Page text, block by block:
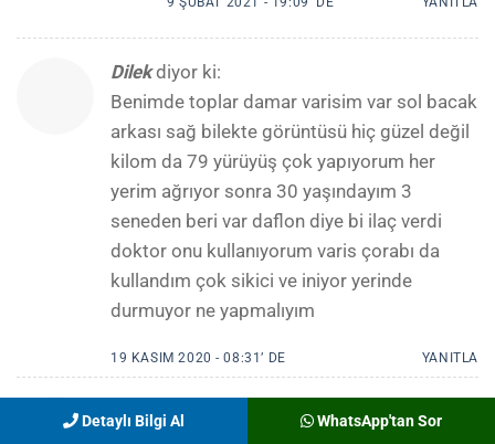
Dilek diyor ki:
Benimde toplar damar varisim var sol bacak
arkası sağ bilekte görüntüsü hiç güzel değil
kilom da 79 yürüyüş çok yapıyorum her
yerim ağrıyor sonra 30 yaşındayım 3
seneden beri var daflon diye bi ilaç verdi
doktor onu kullanıyorum varis çorabı da
kullandım çok sikici ve iniyor yerinde
durmuyor ne yapmalıyım
19 KASIM 2020 - 08:31’ DE YANITLA
Nezahat Paker
diyor ki:
Detaylı Bilgi Al WhatsApp'tan Sor